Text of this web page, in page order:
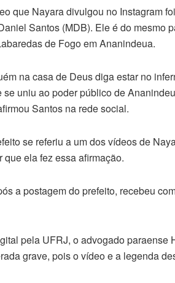
que Nayara divulgou no Instagram
Santos (MDB). Ele é do mesmo
de Fogo em Ananindeua.
na casa de Deus diga estar no
uniu ao poder público de
Santos na rede social.
se referiu a um dos vídeos de
ela fez essa afirmação.
a postagem do prefeito, recebeu
pela UFRJ, o advogado paraense
grave, pois o vídeo e a legenda